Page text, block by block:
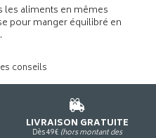
les aliments en mêmes
pour manger équilibré en
conseils
LIVRAISON GRATUITE
Dès 49€ (hors montant des